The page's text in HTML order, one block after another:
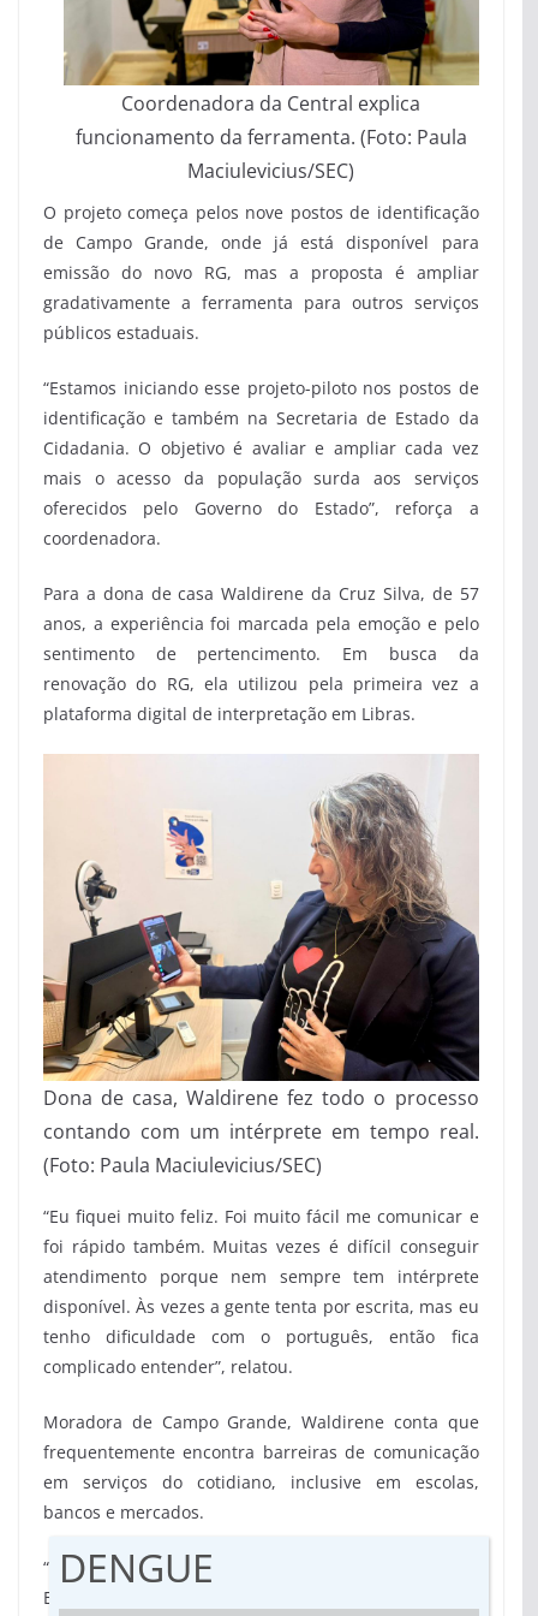
Coordenadora da Central explica
funcionamento da ferramenta. (Foto: Paula
Maciulevicius/SEC)
O projeto começa pelos nove postos de identificação
de Campo Grande, onde já está disponível para
emissão do novo RG, mas a proposta é ampliar
gradativamente a ferramenta para outros serviços
públicos estaduais.
“Estamos iniciando esse projeto-piloto nos postos de
identificação e também na Secretaria de Estado da
Cidadania. O objetivo é avaliar e ampliar cada vez
mais o acesso da população surda aos serviços
oferecidos pelo Governo do Estado”, reforça a
coordenadora.
Para a dona de casa Waldirene da Cruz Silva, de 57
anos, a experiência foi marcada pela emoção e pelo
sentimento de pertencimento. Em busca da
renovação do RG, ela utilizou pela primeira vez a
plataforma digital de interpretação em Libras.
Dona de casa, Waldirene fez todo o processo
contando com um intérprete em tempo real.
(Foto: Paula Maciulevicius/SEC)
“Eu fiquei muito feliz. Foi muito fácil me comunicar e
foi rápido também. Muitas vezes é difícil conseguir
atendimento porque nem sempre tem intérprete
disponível. Às vezes a gente tenta por escrita, mas eu
tenho dificuldade com o português, então fica
complicado entender”, relatou.
Moradora de Campo Grande, Waldirene conta que
frequentemente encontra barreiras de comunicação
em serviços do cotidiano, inclusive em escolas,
bancos e mercados.
“Nem sempre consigo alguém para me acompanhar.
Então quando chego em um lugar sem
DENGUE